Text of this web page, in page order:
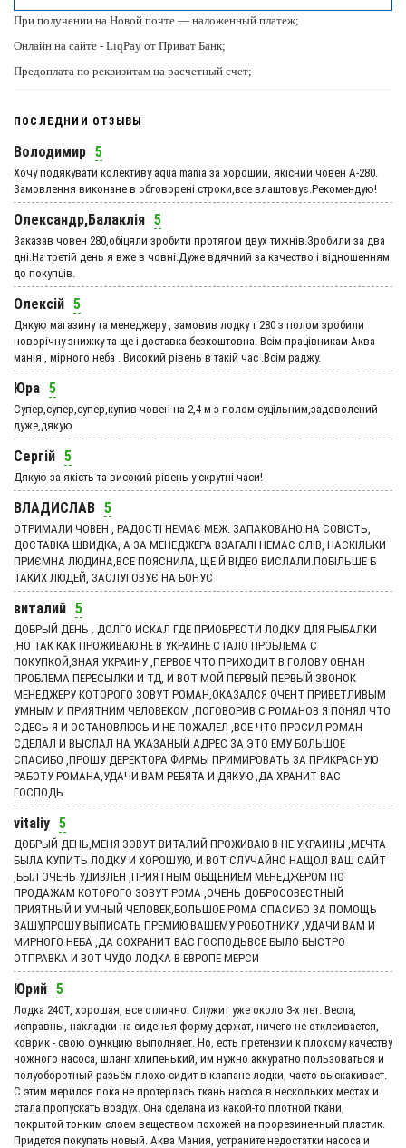
При получении на Новой почте — наложенный платеж;
Онлайн на сайте - LiqPay от Приват Банк;
Предоплата по реквизитам на расчетный счет;
ПОСЛЕДНИИ ОТЗЫВЫ
Володимир 5
Хочу подякувати колективу aqua mania за хороший, якісний човен А-280.
Замовлення виконане в обговорені строки,все влаштовує.Рекомендую!
Олександр,Балаклія 5
Заказав човен 280,обіцяли зробити протягом двух тижнів.Зробили за два
дні.На третій день я вже в човні.Дуже вдячний за качество і відношенням
до покупців.
Олексій 5
Дякую магазину та менеджеру , замовив лодку т 280 з полом зробили
новорічну знижку та ще і доставка безкоштовна. Всім працівникам Аква
манія , мірного неба . Високий рівень в такій час .Всім раджу.
Юра 5
Супер,супер,супер,купив човен на 2,4 м з полом суцільним,задоволений
дуже,дякую
Сергій 5
Дякую за якість та високий рівень у скрутні часи!
ВЛАДИСЛАВ 5
ОТРИМАЛИ ЧОВЕН , РАДОСТІ НЕМАЄ МЕЖ. ЗАПАКОВАНО НА СОВІСТЬ,
ДОСТАВКА ШВИДКА, А ЗА МЕНЕДЖЕРА ВЗАГАЛІ НЕМАЄ СЛІВ, НАСКІЛЬКИ
ПРИЄМНА ЛЮДИНА,ВСЕ ПОЯСНИЛА, ЩЕ Й ВІДЕО ВИСЛАЛИ.ПОБІЛЬШЕ Б
ТАКИХ ЛЮДЕЙ, ЗАСЛУГОВУЄ НА БОНУС
виталий 5
ДОБРЫЙ ДЕНЬ . ДОЛГО ИСКАЛ ГДЕ ПРИОБРЕСТИ ЛОДКУ ДЛЯ РЫБАЛКИ
,НО ТАК КАК ПРОЖИВАЮ НЕ В УКРАИНЕ СТАЛО ПРОБЛЕМА С
ПОКУПКОЙ,ЗНАЯ УКРАИНУ ,ПЕРВОЕ ЧТО ПРИХОДИТ В ГОЛОВУ ОБНАН
ПРОБЛЕМА ПЕРЕСЫЛКИ И ТД, И ВОТ МОЙ ПЕРВЫЙ ПЕРВЫЙ ЗВОНОК
МЕНЕДЖЕРУ КОТОРОГО ЗОВУТ РОМАН,ОКАЗАЛСЯ ОЧЕНТ ПРИВЕТЛИВЫМ
УМНЫМ И ПРИЯТНИМ ЧЕЛОВЕКОМ ,ПОГОВОРИВ С РОМАНОВ Я ПОНЯЛ ЧТО
СДЕСЬ Я И ОСТАНОВЛЮСЬ И НЕ ПОЖАЛЕЛ ,ВСЕ ЧТО ПРОСИЛ РОМАН
СДЕЛАЛ И ВЫСЛАЛ НА УКАЗАНЫЙ АДРЕС ЗА ЭТО ЕМУ БОЛЬШОЕ
СПАСИБО ,ПРОШУ ДЕРЕКТОРА ФИРМЫ ПРИМИРОВАТЬ ЗА ПРИКРАСНУЮ
РАБОТУ РОМАНА,УДАЧИ ВАМ РЕБЯТА И ДЯКУЮ ,ДА ХРАНИТ ВАС
ГОСПОДЬ
vitaliy 5
ДОБРЫЙ ДЕНЬ,МЕНЯ ЗОВУТ ВИТАЛИЙ ПРОЖИВАЮ В НЕ УКРАИНЫ ,МЕЧТА
БЫЛА КУПИТЬ ЛОДКУ И ХОРОШУЮ, И ВОТ СЛУЧАЙНО НАЩОЛ ВАШ САЙТ
,БЫЛ ОЧЕНЬ УДИВЛЕН ,ПРИЯТНЫМ ОБЩЕНИЕМ МЕНЕДЖЕРОМ ПО
ПРОДАЖАМ КОТОРОГО ЗОВУТ РОМА ,ОЧЕНЬ ДОБРОСОВЕСТНЫЙ
ПРИЯТНЫЙ И УМНЫЙ ЧЕЛОВЕК,БОЛЬШОЕ РОМА СПАСИБО ЗА ПОМОЩЬ
ВАШУ,ПРОШУ ВЫПИСАТЬ ПРЕМИЮ ВАШЕМУ РОБОТНИКУ ,УДАЧИ ВАМ И
МИРНОГО НЕБА ,ДА СОХРАНИТ ВАС ГОСПОДЬВСЕ БЫЛО БЫСТРО
ОТПРАВКА И ВОТ ЧУДО ЛОДКА В ЕВРОПЕ МЕРСИ
Юрий 5
Лодка 240Т, хорошая, все отлично. Служит уже около 3-х лет. Весла,
исправны, накладки на сиденья форму держат, ничего не отклеивается,
коврик - свою функцию выполняет. Но, есть претензии к плохому качеству
ножного насоса, шланг хлипенький, им нужно аккуратно пользоваться и
полуоборотный разьём плохо сидит в клапане лодки, часто выскакивает.
С этим мерился пока не протерлась ткань насоса в нескольких местах и
стала пропускать воздух. Она сделана из какой-то плотной ткани,
покрытой тонким слоем веществом похожей на прорезиненный пластик.
Придется покупать новый. Аква Мания, устраните недостатки насоса и